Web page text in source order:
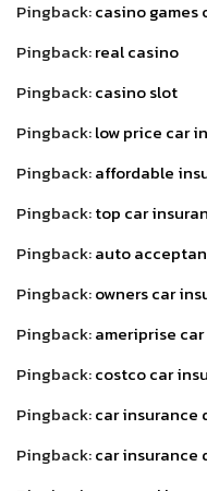
Pingback:casino games
Pingback:real casino
Pingback:casino slot
Pingback:low price car
Pingback:affordable
Pingback:top car
Pingback:auto
Pingback:owners car
Pingback:ameriprise
Pingback:costco car
Pingback:car insurance
Pingback:car insurance